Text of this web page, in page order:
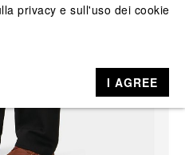
privacy e sull'uso dei cookie
I AGREE